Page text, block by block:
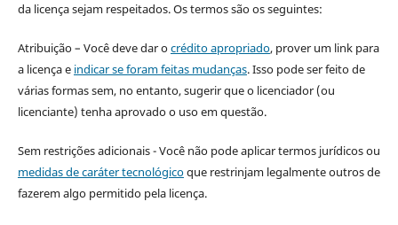
da licença sejam respeitados. Os termos são os seguintes:
Atribuição – Você deve dar ocrédito apropriado, prover um link para
a licença e indicar se foram feitas mudanças. Isso pode ser feito de
várias formas sem, no entanto, sugerir que o licenciador (ou
licenciante) tenha aprovado o uso em questão.
Sem restrições adicionais - Você não pode aplicar termos jurídicos ou
medidas de caráter tecnológicoque restrinjam legalmente outros de
fazerem algo permitido pela licença.